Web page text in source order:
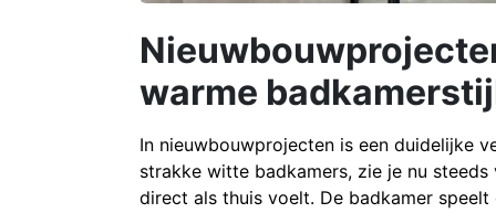
warme
In nieuwbouwprojecten is een duidelijke
strakke witte badkamers, zie je nu
direct als thuis voelt. De badkamer